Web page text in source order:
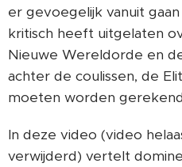
er gevoegelijk vanuit
kritisch heeft uitgelaten
Nieuwe Wereldorde en
achter de coulissen, de
moeten worden
In deze video (video
verwijderd) vertelt